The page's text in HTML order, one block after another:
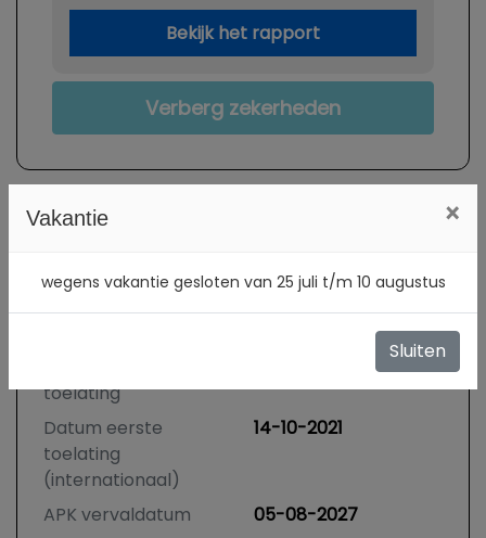
Bekijk het rapport
Verberg zekerheden
Kenteken VLV35J
toelating
Datum eerste
toelating
(internationaal)
14-10-2021
APK vervaldatum
05-08-2027
Vakantie ×
wegens vakantie gesloten van 25 juli t/m 10 augustus
Sluiten